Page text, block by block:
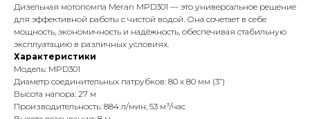
Дизельная мотопомпа Meran MPD301 — это универсальное решение
для эффективной работы с чистой водой. Она сочетает в себе
мощность, экономичность и надёжность, обеспечивая стабильную
эксплуатацию в различных условиях.
Характеристики
Модель: MPD301
Диаметр соединительных патрубков: 80 х 80 мм (3”)
Высота напора: 27 м
Производительность: 884 л/мин, 53 м³/час